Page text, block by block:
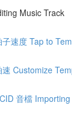
Music Track
速度 Tap to
Customize
音檔